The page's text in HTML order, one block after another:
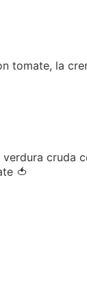
tomate, la
cruda
🍅